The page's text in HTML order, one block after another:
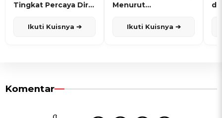
Tingkat Percaya Diri
Ikuti Kuisnya ➔
Menurut
Ikuti Kuisnya ➔
Komentar